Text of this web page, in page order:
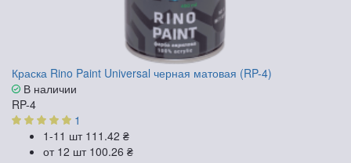
Краска Rino Paint Universal черная матовая (RP-4)
В наличии
RP-4
1
1-11 шт 111.42 ₴
от 12 шт 100.26 ₴